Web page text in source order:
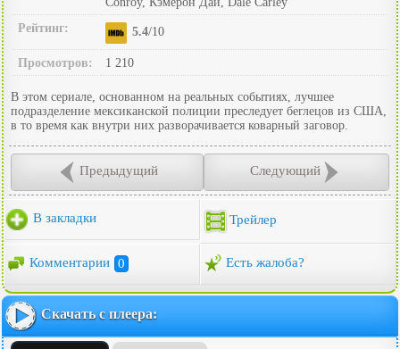
Рейтинг:
5.4/10
Просмотров: 1 210
В этом сериале, основанном на реальных событиях, лучшее
подразделение мексиканской полиции преследует беглецов из США,
в то время как внутри них разворачивается коварный заговор.
Предыдущий Следующий
В закладки Трейлер
Комментарии 0 Есть жалоба?
Скачать с плеера: